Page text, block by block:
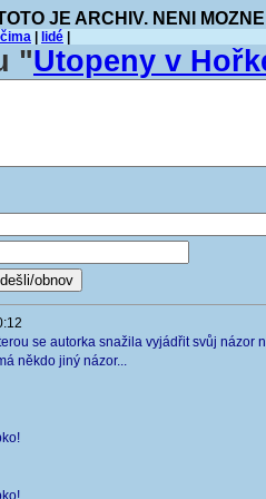
JE ARCHIV. NENI
lidé
"Utopeny v
se autorka snažila vyjádřit svůj názor
někdo jiný názor...